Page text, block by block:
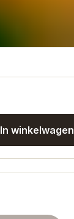
In winkelwagen